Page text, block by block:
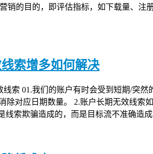
销的目的，即评估指标，如下载量、
索增多如何解决
线索 01.我们的账户有时会受到短期/突
除对应日期数量。 2.账户长期无效线
线索欺骗造成的，而是目标流不准确